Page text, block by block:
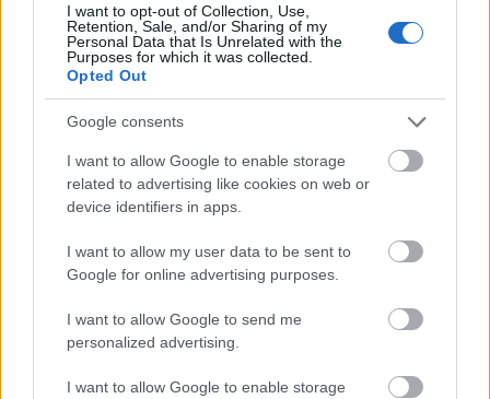
I want to opt-out of Collection, Use,
Retention, Sale, and/or Sharing of my
Personal Data that Is Unrelated with the
Purposes for which it was collected.
Opted Out
Google consents
I want to allow Google to enable storage
related to advertising like cookies on web or
device identifiers in apps.
I want to allow my user data to be sent to
Google for online advertising purposes.
I want to allow Google to send me
personalized advertising.
I want to allow Google to enable storage
02/08/2026 - 15:21
WRC: Θρίαμβος του Σάμι Παγιάρι στο Ράλλυ
Φινλανδίας